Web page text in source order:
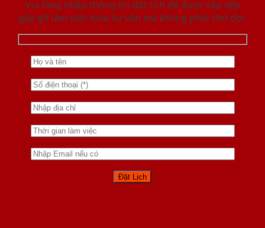
Vui lòng nhập thông tin đặt lịch để được sắp xếp
gặp gỡ làm việc hoăc tư vấn mà không phải chờ đợi.